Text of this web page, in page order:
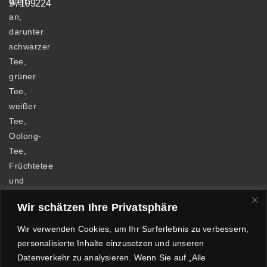
Wir schätzen Ihre Privatsphäre
Wir verwenden Cookies, um Ihr Surferlebnis zu verbessern,
personalisierte Inhalte einzusetzen und unseren
Datenverkehr zu analysieren. Wenn Sie auf „Alle
an,
darunter
schwarzer
Tee,
grüner
Tee,
weißer
Tee,
Oolong-
Tee,
Früchtetee
und
97199224
Allgemeine Geschäftsbedingungen